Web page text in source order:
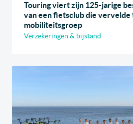
Touring viert zijn 125-jarige
van een fietsclub die vervelde
mobiliteitsgroep
Verzekeringen & bijstand